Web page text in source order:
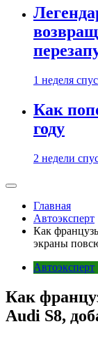
1 неделя
Как
году
2 недели
Главная
Автоэксперт
Как
экраны
Автоэксперт
Как
Audi S8,